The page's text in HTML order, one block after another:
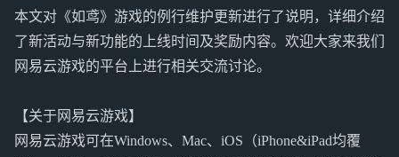
本文对《如鸢》游戏的例行维护更新进行了说明，详细介绍
了新活动与新功能的上线时间及奖励内容。欢迎大家来我们
网易云游戏的平台上进行相关交流讨论。
【关于网易云游戏】
网易云游戏可在Windows、Mac、iOS（iPhone&iPad均覆